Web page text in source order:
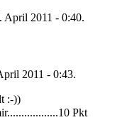
April 2011 - 0:40.
2011 - 0:43.
:-))
Pkt